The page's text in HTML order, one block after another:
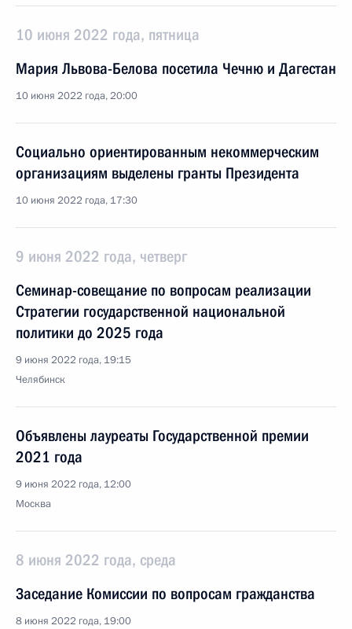
10 июня 2022 года, пятница
Мария Львова-Белова посетила Чечню и Дагестан
10 июня 2022 года, 20:00
Социально ориентированным некоммерческим
организациям выделены гранты Президента
10 июня 2022 года, 17:30
9 июня 2022 года, четверг
Семинар-совещание по вопросам реализации
Стратегии государственной национальной
политики до 2025 года
9 июня 2022 года, 19:15
Челябинск
Объявлены лауреаты Государственной премии
2021 года
9 июня 2022 года, 12:00
Москва
8 июня 2022 года, среда
Заседание Комиссии по вопросам гражданства
8 июня 2022 года, 19:00